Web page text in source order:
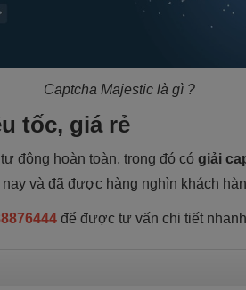
Captcha Majestic là gì ?
tốc, giá rẻ
động hoàn toàn, trong đó cógiải
nay và đã được hàng nghìn khách
để được tư vấn chi tiết